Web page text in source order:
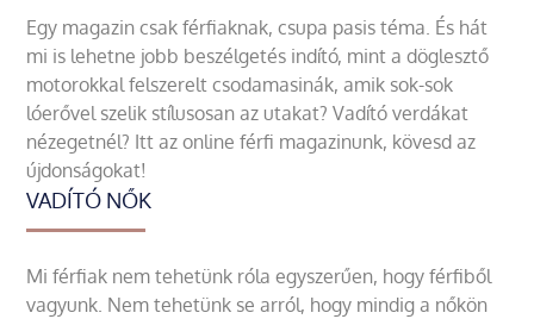
Egy magazin csak férfiaknak, csupa pasis téma. És hát
mi is lehetne jobb beszélgetés indító, mint a döglesztő
motorokkal felszerelt csodamasinák, amik sok-sok
lóerővel szelik stílusosan az utakat? Vadító verdákat
nézegetnél? Itt az online férfi magazinunk, kövesd az
újdonságokat!
VADÍTÓ NŐK
Mi férfiak nem tehetünk róla egyszerűen, hogy férfiből
vagyunk. Nem tehetünk se arról, hogy mindig a nőkön